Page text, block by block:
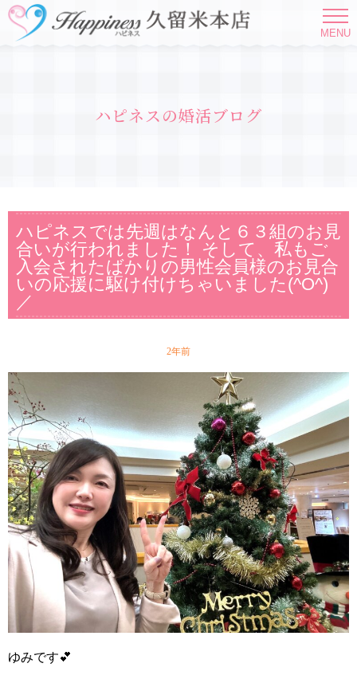
MENU
ハピネスの婚活ブログ
ハピネスでは先週はなんと６３組のお見
合いが行われました！ そして、私もご
入会されたばかりの男性会員様のお見合
いの応援に駆け付けちゃいました(^O^)
／
2年前
ゆみです💕